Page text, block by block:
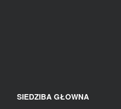
SIEDZIBA GŁOWNA